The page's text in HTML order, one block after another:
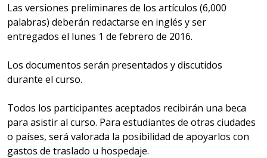
Las versiones preliminares de los artículos (6,000
palabras) deberán redactarse en inglés y ser
entregados el lunes 1 de febrero de 2016.
Los documentos serán presentados y discutidos
durante el curso.
Todos los participantes aceptados recibirán una beca
para asistir al curso. Para estudiantes de otras ciudades
o países, será valorada la posibilidad de apoyarlos con
gastos de traslado u hospedaje.